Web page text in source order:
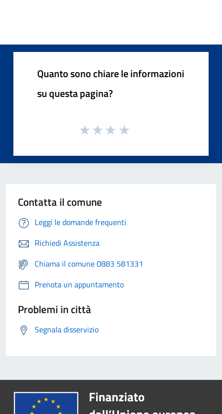
Quanto sono chiare le informazioni
su questa pagina?
Contatta il comune
Leggi le domande frequenti
Richiedi Assistenza
Chiama il comune 0883 581331
Prenota un appuntamento
Problemi in città
Segnala disservizio